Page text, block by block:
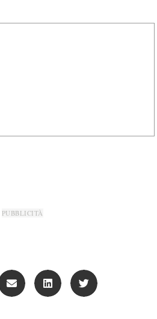
PUBBLICITÀ